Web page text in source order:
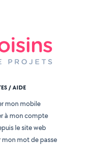
/ AIDE
mon mobile
à mon compte
le site web
mot de passe